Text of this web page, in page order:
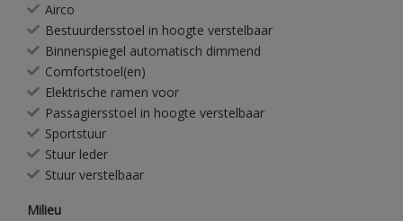
Airco
Bestuurdersstoel in hoogte verstelbaar
Binnenspiegel automatisch dimmend
Comfortstoel(en)
Elektrische ramen voor
Passagiersstoel in hoogte verstelbaar
Sportstuur
Stuur leder
Stuur verstelbaar
Milieu